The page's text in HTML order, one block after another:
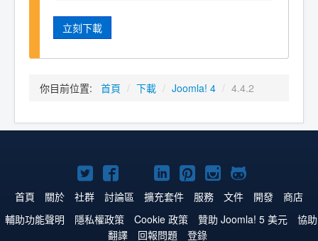
立刻下載
你目前位置: 首頁 / 下載 / Joomla! 4 / 4.4.2
Twitter
上
的
Facebook
上
的
YouTube
上
的
Linkedln
上
的
Pinterest
上
的
Instagram
上
的
GitHub
上
的
首頁 關於 社群 討論區 擴充套件 服務 文件 開發
商店
輔助功能聲明
隱私權政策 Cookie 政策 贊助 Joomla! 5 美元
協助
翻譯
回報問題 登錄